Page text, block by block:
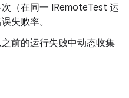
（在同一 IRemoteTest 运
失败率。
前的运行失败中动态收集